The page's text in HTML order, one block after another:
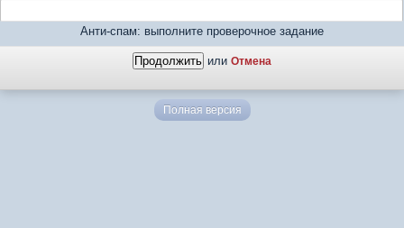
Анти-спам: выполните проверочное задание
или Отмена
Полная версия